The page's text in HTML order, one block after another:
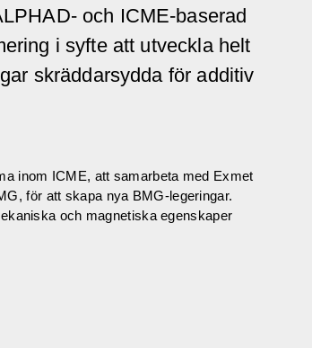
och ICME-baserad
i syfte att utveckla helt
skräddarsydda för additiv
inom ICME, att samarbeta med Exmet
för att skapa nya BMG-legeringar.
och magnetiska egenskaper